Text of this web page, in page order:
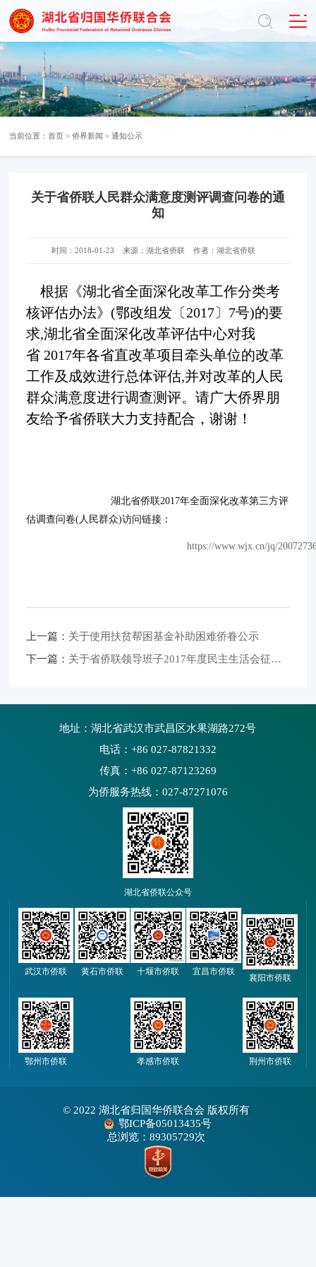
当前位置：首页 >侨界新闻 >通知公示
关于省侨联人民群众满意度测评调查问卷的通
知
时间：2018-01-23 来源：湖北省侨联 作者：湖北省侨联
根据 《湖北省全面深化改革工作分类考
核评估办法》(鄂改组发 〔2017〕 7号)的要
求,湖北省全面深化改革评估中心对我
省 2017年各省直改革项目牵头单位的改革
工作及成效进行总体评估,并对改革的人民
群众满意度进行调查测评。请广大侨界朋
友给予省侨联大力支持配合，谢谢！
湖北省侨联2017年全面深化改革第三方评
估调查问卷(人民群众)访问链接：
https://www.wjx.cn/jq/
上一篇： 关于使用扶贫帮困基金补助困难侨眷公示
下一篇： 关于省侨联领导班子2017年度民主生活会征求意见的通知
地址：湖北省武汉市武昌区水果湖路272号
电话：+86 027-87821332
传真：+86 027-87123269
为侨服务热线：027-87271076
湖北省侨联公众号
武汉市侨联 黄石市侨联 十堰市侨联 宜昌市侨联
襄阳市侨联
鄂州市侨联 孝感市侨联 荆州市侨联
© 2022 湖北省归国华侨联合会 版权所有
鄂ICP备05013435号
总浏览：89305729次